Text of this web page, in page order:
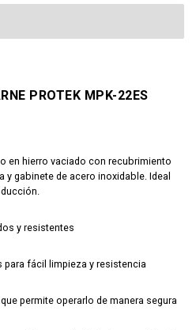
PROTEK MPK-22ES
en hierro vaciado con recubrimiento
y gabinete de acero inoxidable. Ideal
y resistentes
fácil limpieza y resistencia
permite operarlo de manera segura